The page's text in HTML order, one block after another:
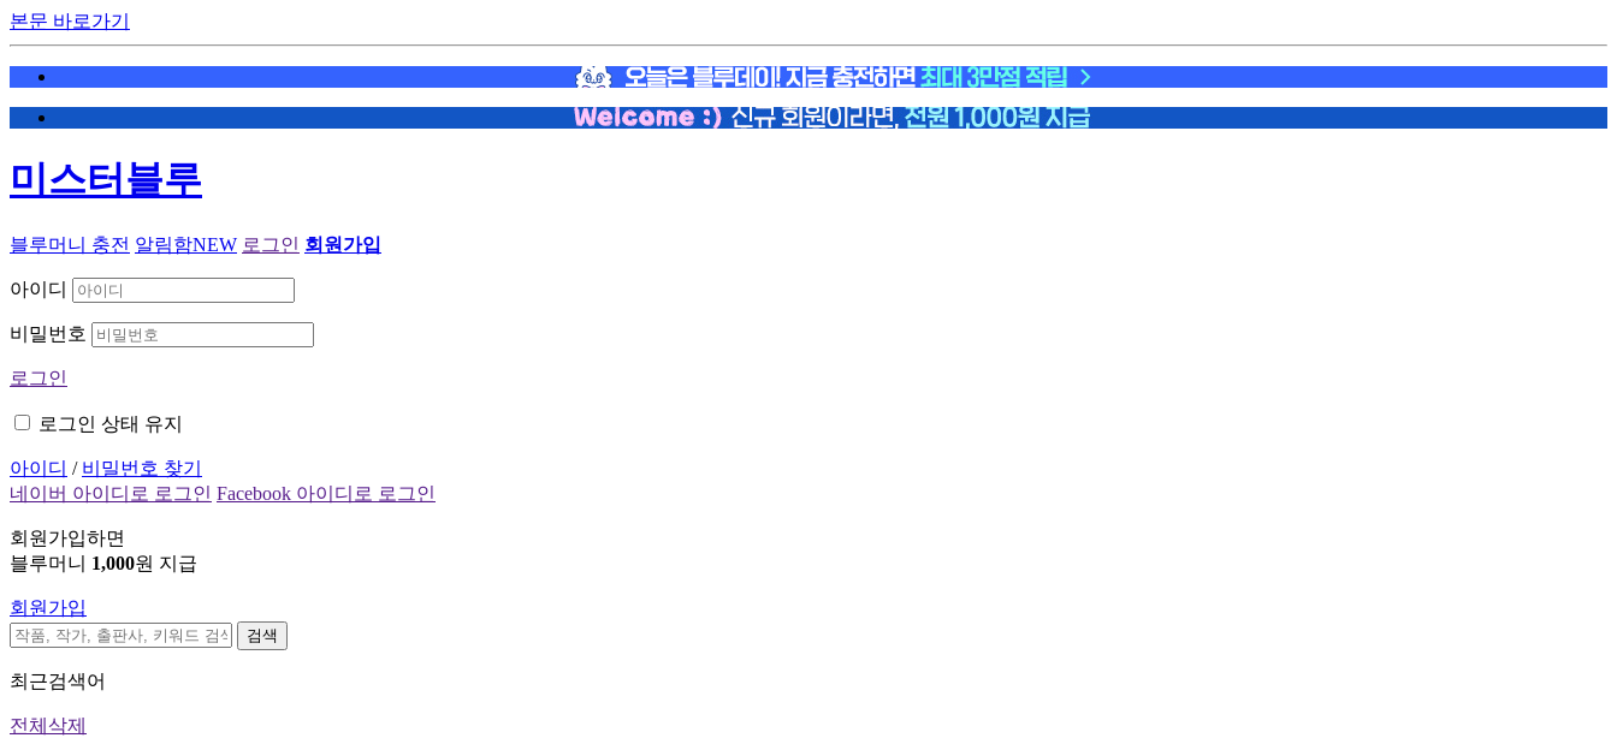
본문 바로가기
미스터블루
블루머니 충전 알림함NEW 로그인 회원가입
아이디
비밀번호
로그인
로그인 상태 유지
아이디 / 비밀번호 찾기
네이버 아이디로 로그인 Facebook 아이디로 로그인
회원가입하면
블루머니 1,000원 지급
회원가입
검색
최근검색어
전체삭제